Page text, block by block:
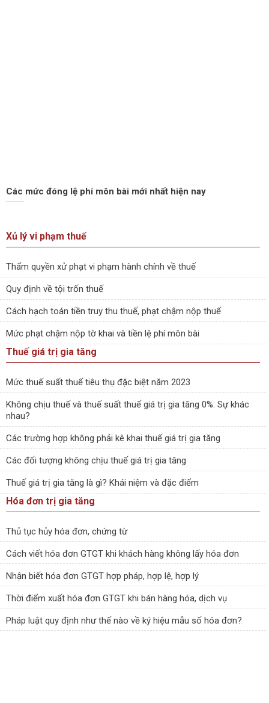
Các mức đóng lệ phí môn bài mới nhất hiện nay
Xủ lý vi phạm thuế
Thẩm quyền xử phạt vi phạm hành chính về thuế
Quy định về tội trốn thuế
Cách hạch toán tiền truy thu thuế, phạt chậm nộp thuế
Mức phạt chậm nộp tờ khai và tiền lệ phí môn bài
Thuế giá trị gia tăng
Mức thuế suất thuế tiêu thụ đặc biệt năm 2023
Không chịu thuế và thuế suất thuế giá trị gia tăng 0%: Sự khác
nhau?
Các trường hợp không phải kê khai thuế giá trị gia tăng
Các đối tượng không chịu thuế giá trị gia tăng
Thuế giá trị gia tăng là gì? Khái niệm và đặc điểm
Hóa đơn trị gia tăng
Thủ tục hủy hóa đơn, chứng từ
Cách viết hóa đơn GTGT khi khách hàng không lấy hóa đơn
Nhận biết hóa đơn GTGT hợp pháp, hợp lệ, hợp lý
Thời điểm xuất hóa đơn GTGT khi bán hàng hóa, dịch vụ
Pháp luật quy định như thế nào về ký hiệu mẫu số hóa đơn?